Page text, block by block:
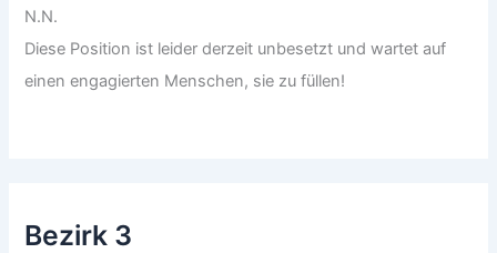
N.N.
Diese Position ist leider derzeit unbesetzt und wartet auf
einen engagierten Menschen, sie zu füllen!
Bezirk 3